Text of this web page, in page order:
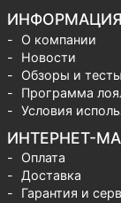
ИНФОРМАЦИЯ
О компании
Новости
Обзоры и тесты
Программа
Условия
ИНТЕРНЕТ-
Оплата
Доставка
Гарантия и